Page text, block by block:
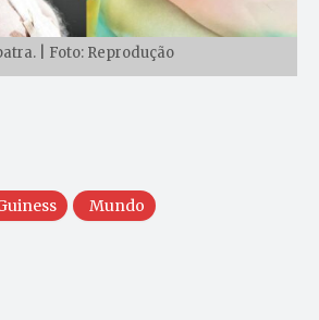
| Foto: Reprodução
Mundo